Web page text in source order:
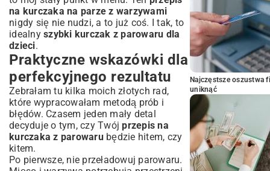
na kurczaka na parze z warzywami
nigdy się nie nudzi, a to już coś. I tak, to
idealny szybki kurczak z parowaru dla
dzieci.
Praktyczne wskazówki dla
perfekcyjnego rezultatu
Zebrałam tu kilka moich złotych rad,
które wypracowałam metodą prób i
błędów. Czasem jeden mały detal
decyduje o tym, czy Twójprzepis na
kurczaka z parowarubędzie hitem, czy
kitem.
Po pierwsze, nie przeładowuj parowaru.
Najczęstsze oszustwa
uniknąć